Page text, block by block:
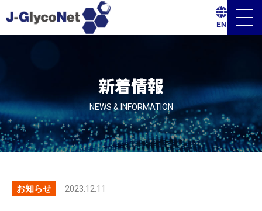
EN
ニ
ュ
新着情報
NEWS & INFORMATION
お知らせ 2023.12.11